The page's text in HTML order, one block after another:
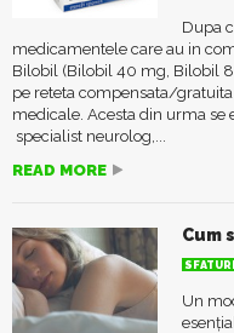
Dupa
medicamentele care au in
Bilobil (Bilobil 40 mg, Bilobil
pe reteta compensata/
medicale. Acesta din urma
specialist neurolog,...
READ MORE
Cum
Un